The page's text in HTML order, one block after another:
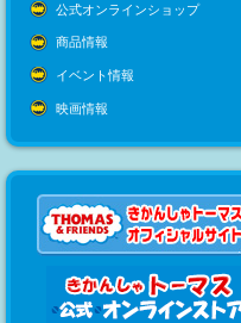
公式オンラインショップ
商品情報
イベント情報
映画情報